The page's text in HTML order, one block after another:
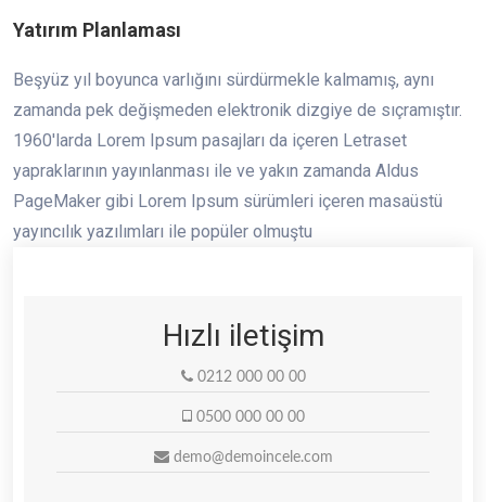
Yatırım Planlaması
Beşyüz yıl boyunca varlığını sürdürmekle kalmamış, aynı
zamanda pek değişmeden elektronik dizgiye de sıçramıştır.
1960'larda Lorem Ipsum pasajları da içeren Letraset
yapraklarının yayınlanması ile ve yakın zamanda Aldus
PageMaker gibi Lorem Ipsum sürümleri içeren masaüstü
yayıncılık yazılımları ile popüler olmuştu
Hızlı iletişim
0212 000 00 00
0500 000 00 00
demo@demoincele.com